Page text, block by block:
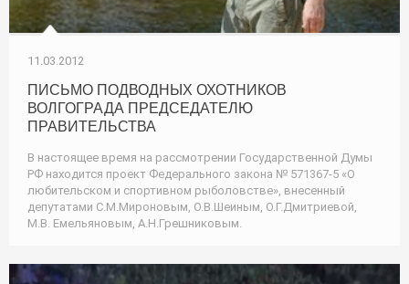
11.03.2012
ПИСЬМО ПОДВОДНЫХ ОХОТНИКОВ
ВОЛГОГРАДА ПРЕДСЕДАТЕЛЮ
ПРАВИТЕЛЬСТВА
В настоящее время на рассмотрении Государственной Думы
РФ находится проект Федерального закона № 571367-5 «О
любительском и спортивном рыболовстве», внесенный
депутатами С.М.Мироновым, О.В.Шеиным, О.Г.Дмитриевой,
М.В. Емельяновым, А.Н.Грешниковым.